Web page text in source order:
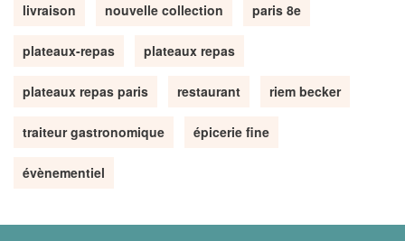
livraison nouvelle collection paris 8e
plateaux-repas plateaux repas
plateaux repas paris restaurant riem becker
traiteur gastronomique épicerie fine
évènementiel